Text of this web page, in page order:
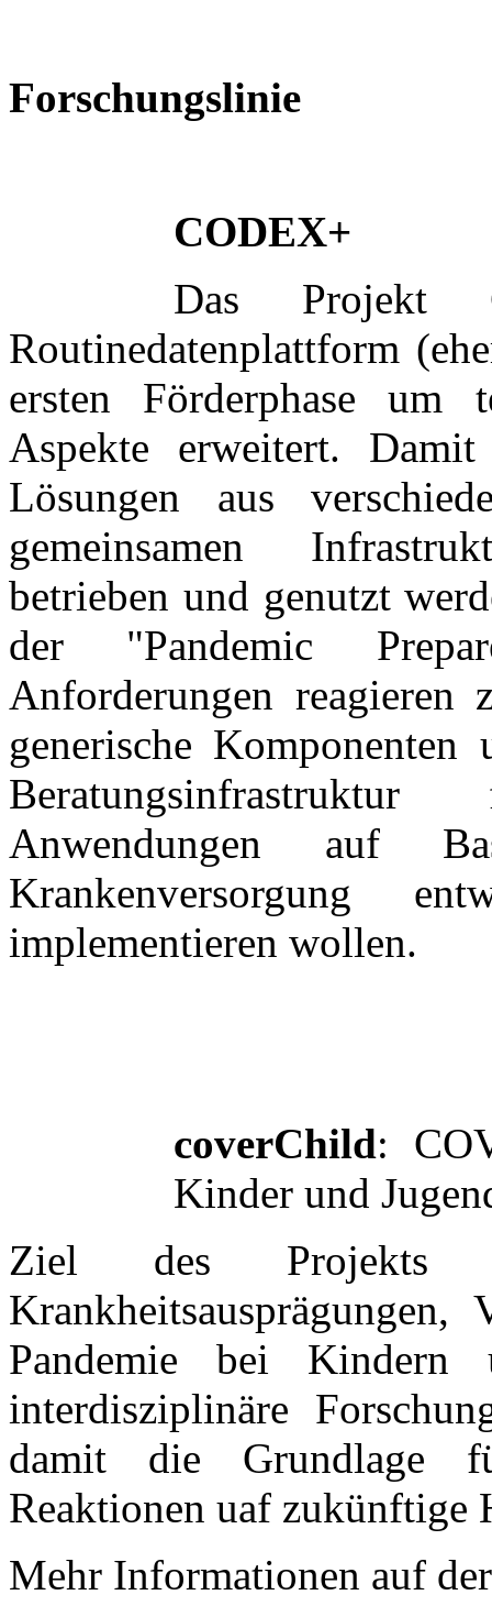
Forschungslinie
CODEX+
Das Projekt
Routinedatenplattform
ersten Förderphase um
Aspekte erweitert.
Lösungen aus
gemeinsamen
betrieben und genutzt
der "Pandemic
Anforderungen
generische
Anwendungen auf
Krankenversorgung
implementieren wollen.
coverChild:
Kinder und
Ziel des Projekts
Pandemie bei Kindern
interdisziplinäre
damit die Grundlage
Reaktionen uaf zukünftige
Mehr Informationen auf